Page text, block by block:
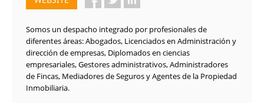
Somos un despacho integrado por profesionales de
diferentes áreas: Abogados, Licenciados en Administración y
dirección de empresas, Diplomados en ciencias
empresariales, Gestores administrativos, Administradores
de Fincas, Mediadores de Seguros y Agentes de la Propiedad
Inmobiliaria.